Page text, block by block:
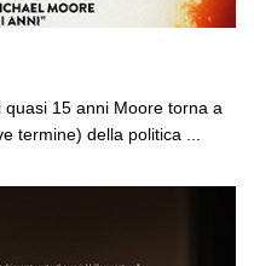
quasi 15 anni Moore torna a
termine) della politica ...